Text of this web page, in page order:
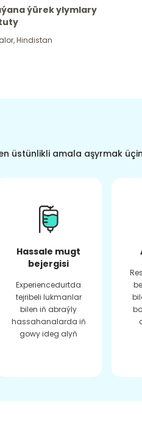
ýürek ylymlary
,Hindistan
üstünlikli amala aşyrmak
Hassale mugt
bejergisi
Experiencedurtda
tejribeli lukmanlar
bilen iň abraýly
hassahanalarda iň
gowy ideg alyň